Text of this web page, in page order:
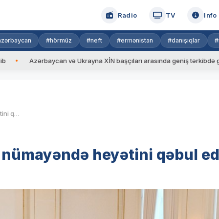
Radio TV Info
#hörmüz #neft #ermənistan #danışıqlar
və Ukrayna XİN başçıları arasında geniş tərkibdə görüş keçirilib
Prezident İlham Əliyev ABŞ nümayəndə heyətini qəbul edib
heyətini qəbul